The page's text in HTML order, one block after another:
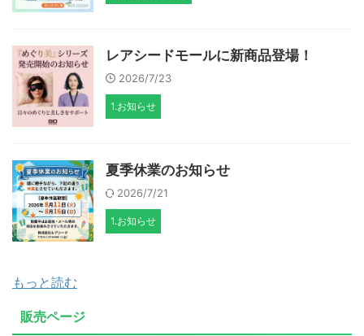
レアシードモールに新商品登場！
2026/7/23
1.お知らせ
夏季休業のお知らせ
2026/7/21
1.お知らせ
もっと読む
販売ページ